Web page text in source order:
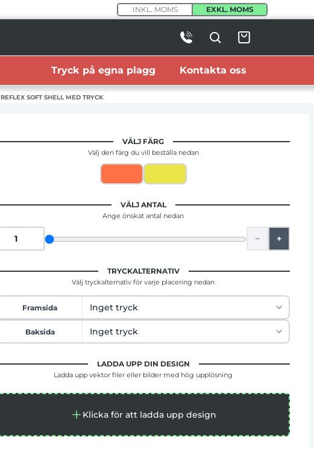
INKL. MOMS EXKL. MOMS
Tryck på egna plagg Kontakta oss
REFLEX SOFT SHELL MED TRYCK
VÄLJ FÄRG
Välj den färg du vill beställa nedan
VÄLJ ANTAL
Ange önskat antal nedan
− +
TRYCKALTERNATIV
Välj tryckalternativ för varje placering nedan
Framsida
Baksida
LADDA UPP DIN DESIGN
Ladda upp vektor filer eller bilder med hög upplösning
Klicka för att ladda upp design